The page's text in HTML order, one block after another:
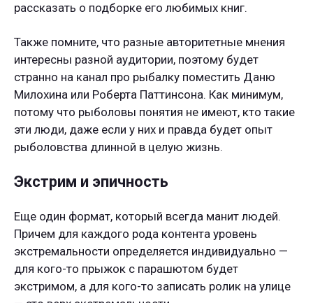
рассказать о подборке его любимых книг.
Также помните, что разные авторитетные мнения
интересны разной аудитории, поэтому будет
странно на канал про рыбалку поместить Даню
Милохина или Роберта Паттинсона. Как минимум,
потому что рыболовы понятия не имеют, кто такие
эти люди, даже если у них и правда будет опыт
рыболовства длинной в целую жизнь.
Экстрим и эпичность
Еще один формат, который всегда манит людей.
Причем для каждого рода контента уровень
экстремальности определяется индивидуально —
для кого-то прыжок с парашютом будет
экстримом, а для кого-то записать ролик на улице